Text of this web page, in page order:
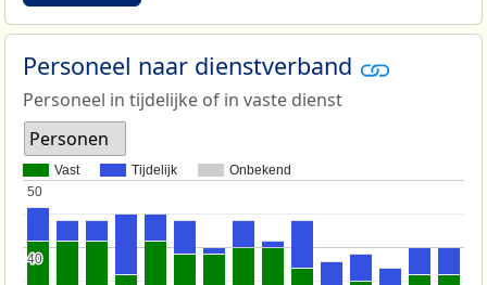
Personeel naar dienstverband
Personeel in tijdelijke of in vaste dienst
Personen
Vast Tijdelijk Onbekend
40
40
50
50